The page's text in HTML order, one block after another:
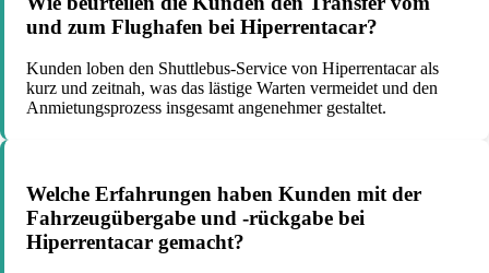
und zum Flughafen bei Hiperrentacar?
Kunden loben den Shuttlebus-Service von Hiperrentacar als
kurz und zeitnah, was das lästige Warten vermeidet und den
Anmietungsprozess insgesamt angenehmer gestaltet.
Welche Erfahrungen haben Kunden mit der
Fahrzeugübergabe und -rückgabe bei
Hiperrentacar gemacht?